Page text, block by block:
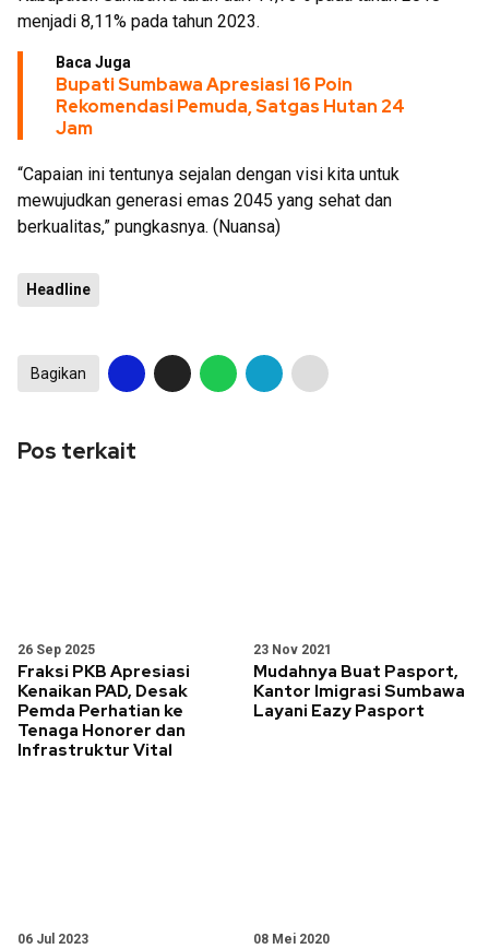
menjadi 8,11% pada tahun 2023.
Baca Juga
Bupati Sumbawa Apresiasi 16 Poin
Rekomendasi Pemuda, Satgas Hutan 24
Jam
“Capaian ini tentunya sejalan dengan visi kita untuk
mewujudkan generasi emas 2045 yang sehat dan
berkualitas,” pungkasnya. (Nuansa)
Headline
Bagikan
Pos terkait
26 Sep 2025
Fraksi PKB Apresiasi
Kenaikan PAD, Desak
Pemda Perhatian ke
Tenaga Honorer dan
Infrastruktur Vital
23 Nov 2021
Mudahnya Buat Pasport,
Kantor Imigrasi Sumbawa
Layani Eazy Pasport
06 Jul 2023 08 Mei 2020